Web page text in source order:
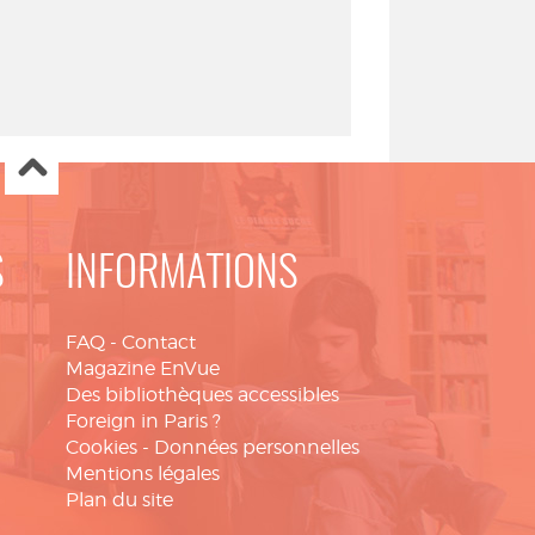
INFORMATIONS
FAQ - Contact
Magazine EnVue
Des bibliothèques accessibles
Foreign in Paris ?
Cookies - Données personnelles
Mentions légales
Plan du site